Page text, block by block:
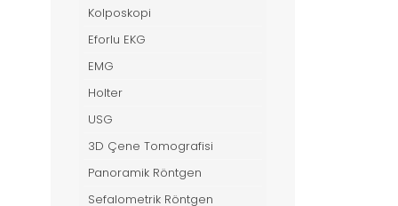
Kolposkopi
Eforlu EKG
EMG
Holter
USG
3D Çene Tomografisi
Panoramik Röntgen
Sefalometrik Röntgen